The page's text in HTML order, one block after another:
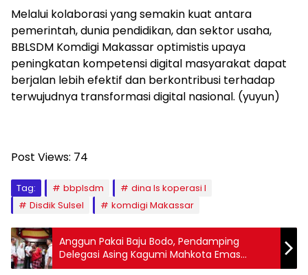
Melalui kolaborasi yang semakin kuat antara
pemerintah, dunia pendidikan, dan sektor usaha,
BBLSDM Komdigi Makassar optimistis upaya
peningkatan kompetensi digital masyarakat dapat
berjalan lebih efektif dan berkontribusi terhadap
terwujudnya transformasi digital nasional. (yuyun)
Post Views: 74
Tag: bbplsdm
dina ls koperasi l
Disdik Sulsel
komdigi Makassar
Anggun Pakai Baju Bodo, Pendamping
Delegasi Asing Kagumi Mahkota Emas
Kerajaan Gowa